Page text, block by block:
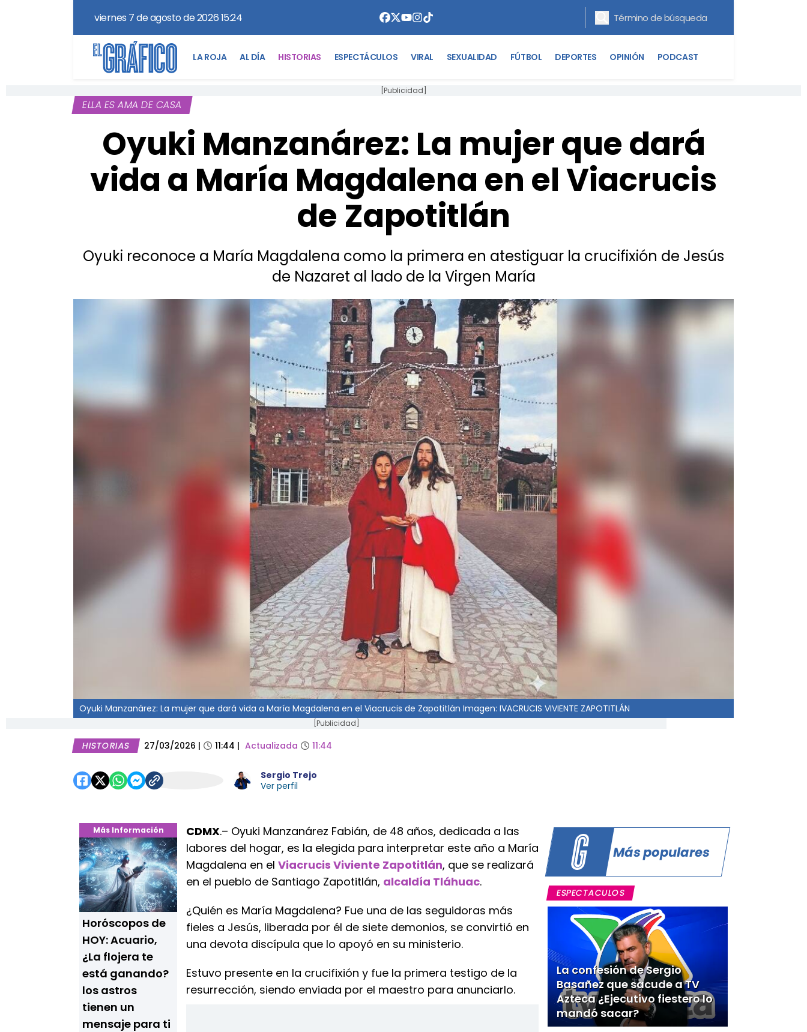
viernes 7 de agosto de 2026 15:24
LA ROJA AL DÍA HISTORIAS ESPECTÁCULOS VIRAL SEXUALIDAD FÚTBOL DEPORTES OPINIÓN PODCAST
[Publicidad]
ELLA ES AMA DE CASA
Oyuki Manzanárez: La mujer que dará
vida a María Magdalena en el Viacrucis
de Zapotitlán
Oyuki reconoce a María Magdalena como la primera en atestiguar la crucifixión de Jesús
de Nazaret al lado de la Virgen María
Oyuki Manzanárez: La mujer que dará vida a María Magdalena en el Viacrucis de Zapotitlán Imagen: IVACRUCIS VIVIENTE ZAPOTITLÁN
[Publicidad]
HISTORIAS 27/03/2026 | 11:44 | Actualizada 11:44
Sergio Trejo
Ver perfil
Más Información
Horóscopos de
HOY: Acuario,
¿La flojera te
está ganando?
los astros
tienen un
mensaje para ti
CDMX.– Oyuki Manzanárez Fabián, de 48 años, dedicada a las
labores del hogar, es la elegida para interpretar este año a María
Magdalena en el Viacrucis Viviente Zapotitlán, que se realizará
en el pueblo de Santiago Zapotitlán, alcaldía Tláhuac.
¿Quién es María Magdalena? Fue una de las seguidoras más
fieles a Jesús, liberada por él de siete demonios, se convirtió en
una devota discípula que lo apoyó en su ministerio.
Estuvo presente en la crucifixión y fue la primera testigo de la
resurrección, siendo enviada por el maestro para anunciarlo.
Más populares
ESPECTACULOS
La confesión de Sergio
Basañez que sacude a TV
Azteca ¿Ejecutivo fiestero lo
mandó sacar?